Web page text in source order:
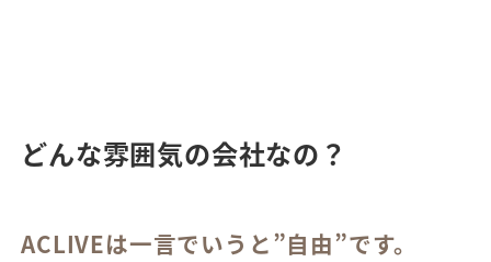
どんな雰囲気の会社なの？
ACLIVEは一言でいうと ”自由”です。